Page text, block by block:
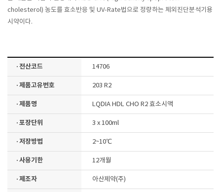
cholesterol) 농도를 효소반응 및 UV-Rate법으로 정량하는 체외진단분석기용
시약이다.
· 전산코드 14706
· 제품고유번호 203 R2
· 제품명 LQDIA HDL CHO R2 효소시액
· 포장단위 3 x 100ml
· 저장방법 2~10℃
· 사용기한 12개월
· 제조자 아산제약(주)